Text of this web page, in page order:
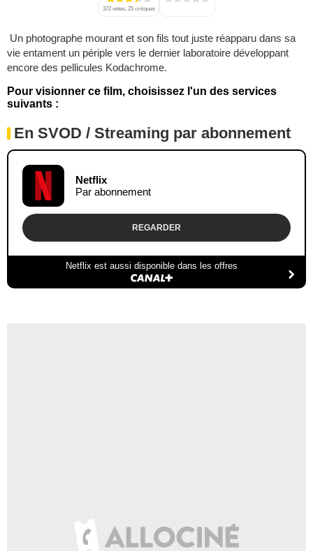
372 notes, 25 critiques
Un photographe mourant et son fils tout juste réapparu dans sa
vie entament un périple vers le dernier laboratoire développant
encore des pellicules Kodachrome.
Pour visionner ce film, choisissez l'un des services
suivants :
En SVOD / Streaming par abonnement
Netflix
Par abonnement
REGARDER
Netflix est aussi disponible dans les offres